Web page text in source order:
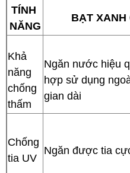
TÍNH
NĂNG
BẠT XANH
Khả
năng
chống
thấm
Ngăn nước hiệu
hợp sử dụng
gian dài
Chống
tia UV
Ngăn được tia